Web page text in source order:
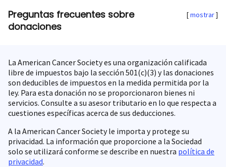
Preguntas frecuentes sobre
donaciones
mostrar
La American Cancer Society es una organización calificada
libre de impuestos bajo la sección 501(c)(3) y las donaciones
son deducibles de impuestos en la medida permitida por la
ley. Para esta donación no se proporcionaron bienes ni
servicios. Consulte a su asesor tributario en lo que respecta a
cuestiones específicas acerca de sus deducciones.
A la American Cancer Society le importa y protege su
privacidad. La información que proporcione a la Sociedad
solo se utilizará conforme se describe en nuestra política de
privacidad.